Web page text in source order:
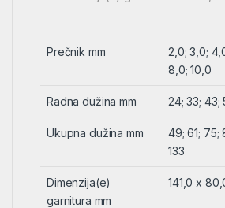
Prečnik mm
2,0; 3,0;
8,0; 10,0
Radna dužina mm 24; 33; 43;
Ukupna dužina mm
49; 61; 75;
133
Dimenzija(e)
garnitura mm
141,0 x